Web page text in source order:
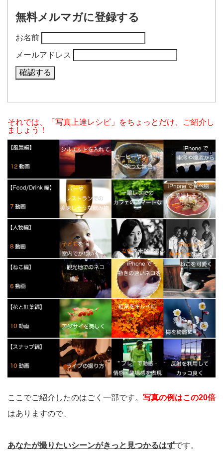
無料メルマガに登録する
お名前
メールアドレス
それでは、「写真上達レシピ」をちょっとだけ、ご紹介し
ましょう！
ここでご紹介したのはごく一部です。 写真の例はこの20倍
はありますので、
あなたが撮りたいシーンがきっと見つかるはずです。